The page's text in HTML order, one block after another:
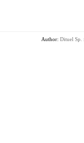
Author: Dituel Sp.